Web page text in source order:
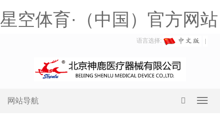
星空体育·（中国）官方网站
语言选择:
网站导航